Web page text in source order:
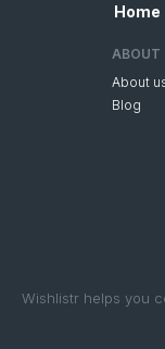
Wishlistr helps you
Home
ABOUT
About
Blog